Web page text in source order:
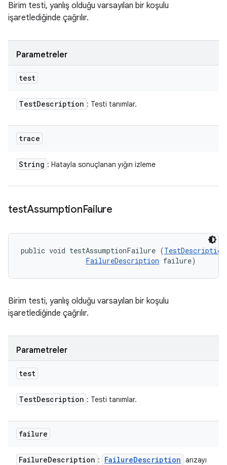
Birim testi, yanlış olduğu varsayılan bir koşulu
işaretlediğinde çağrılır.
Parametreler
test
TestDescription : Testi tanımlar.
trace
String : Hatayla sonuçlanan yığın izleme
testAssumptionFailure
public void testAssumptionFailure (TestDescription
FailureDescription failure)
Birim testi, yanlış olduğu varsayılan bir koşulu
işaretlediğinde çağrılır.
Parametreler
test
TestDescription : Testi tanımlar.
failure
FailureDescription : FailureDescription arızayı